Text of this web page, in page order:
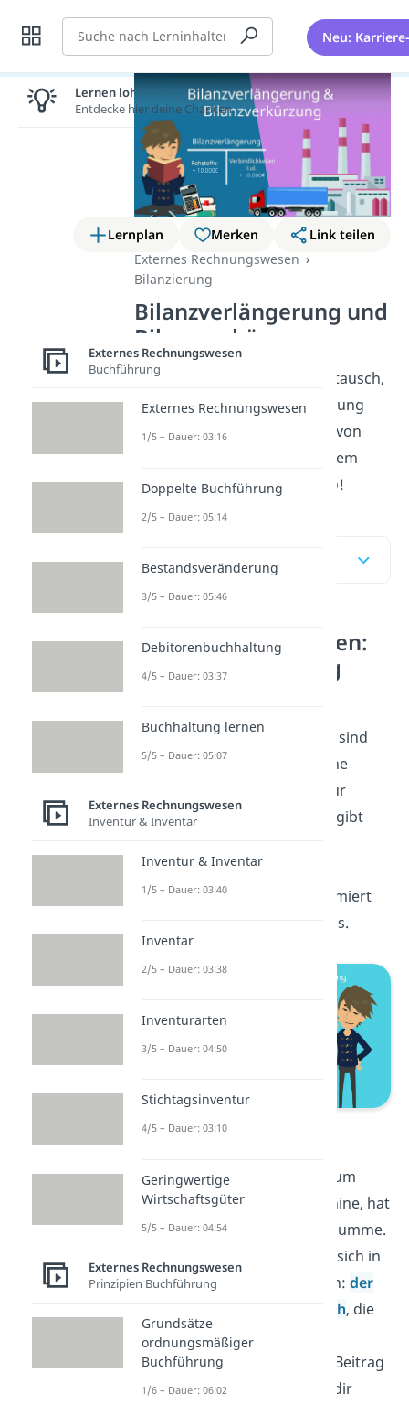
Suche Neu:
Lernplan Merken
Link teilen
Externes Rechnungswesen
Bilanzierung
Bilanzverlängerung und
Bilanzverkürzung
Wie der Aktiv- und der Passivtausch,
sind auch die Bilanzverlängerung
und Bilanzverkürzung Typen von
Bilanzveränderungen. In diesem
Beitrag erklären wir dir wieso!
Inhaltsübersicht
Bilanzveränderungen:
Bilanzverlängerung
Wie du wahrscheinlich weißt, sind
Bilanzen in eine Aktiv- und eine
Passivseite aufgeteilt. Kurz zur
Wiederholung: die Aktivseite gibt
finanziellen Mittel verwendet
werden. Die Passivseite informiert
über die Herkunft des Kapitals.
Bilanzveränderungen
Jeder Geschäftsvorfall, also zum
Beispiel der Kauf einer Maschine, hat
Auswirkungen auf die Bilanzsumme.
Diese Veränderungen lassen sich in
vier Grundfälle unterscheiden:der
Aktivtausch, der Passivtausch, die
Bilanzverlängerung und die
Bilanzverkürzung. In diesem Beitrag
beschränken wir uns darauf dir
Lernen lohnt sich!
Entdecke hier deine Chancen.
Externes Rechnungswesen
Buchführung
Externes Rechnungswesen
1/5 – Dauer: 03:16
Doppelte Buchführung
2/5 – Dauer: 05:14
Bestandsveränderung
3/5 – Dauer: 05:46
Debitorenbuchhaltung
4/5 – Dauer: 03:37
Buchhaltung lernen
5/5 – Dauer: 05:07
Externes Rechnungswesen
Inventur & Inventar
Inventur & Inventar
1/5 – Dauer: 03:40
Inventar
2/5 – Dauer: 03:38
Inventurarten
3/5 – Dauer: 04:50
Stichtagsinventur
4/5 – Dauer: 03:10
Geringwertige
Wirtschaftsgüter
5/5 – Dauer: 04:54
Externes Rechnungswesen
Prinzipien Buchführung
Grundsätze
ordnungsmäßiger
Buchführung
1/6 – Dauer: 06:02